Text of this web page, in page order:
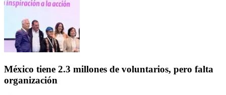
México tiene 2.3 millones de voluntarios, pero falta
organización